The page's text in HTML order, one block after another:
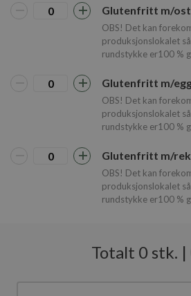
Glutenfritt m/
OBS! Det kan
produksjonslokalet
rundstykke er100 %
Glutenfritt m/
OBS! Det kan
produksjonslokalet
rundstykke er100 %
Glutenfritt m/
OBS! Det kan
produksjonslokalet
rundstykke er100 %
Totalt 0 stk. |